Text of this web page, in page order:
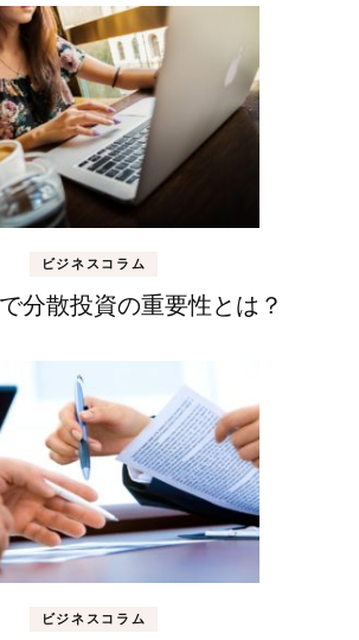
ビジネスコラム
分散投資の重要性とは？
ビジネスコラム